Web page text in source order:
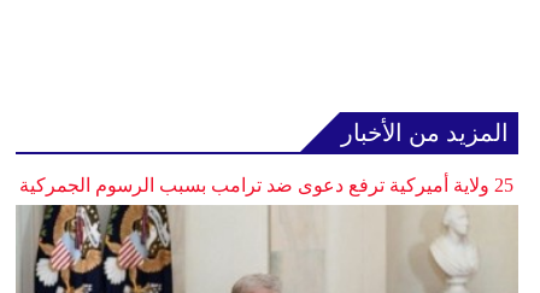
المزيد من الأخبار
25 ولاية أميركية ترفع دعوى ضد ترامب بسبب الرسوم الجمركية